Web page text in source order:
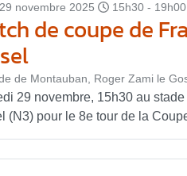
novembre 2025 15h30 - 19h00
de coupe de
de Montauban, Roger Zami le
29 novembre, 15h30 au
(N3) pour le 8e tour de la